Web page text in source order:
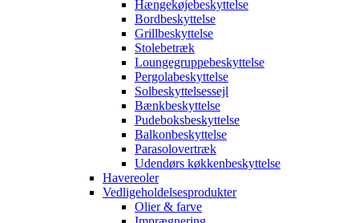
Hængekøjebeskyttelse
Bordbeskyttelse
Grillbeskyttelse
Stolebetræk
Loungegruppebeskyttelse
Pergolabeskyttelse
Solbeskyttelsessejl
Bænkbeskyttelse
Pudeboksbeskyttelse
Balkonbeskyttelse
Parasolovertræk
Udendørs køkkenbeskyttelse
Havereoler
Vedligeholdelsesprodukter
Olier & farve